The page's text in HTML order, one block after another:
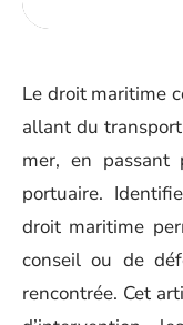
Le droit maritime
allant du
mer, en passant
portuaire.
droit maritime
conseil ou de
rencontrée. Cet